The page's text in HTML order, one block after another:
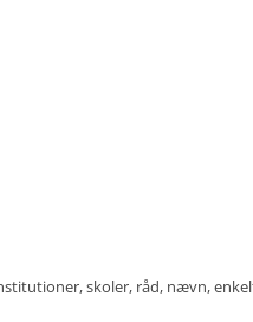
skoler, råd, nævn,